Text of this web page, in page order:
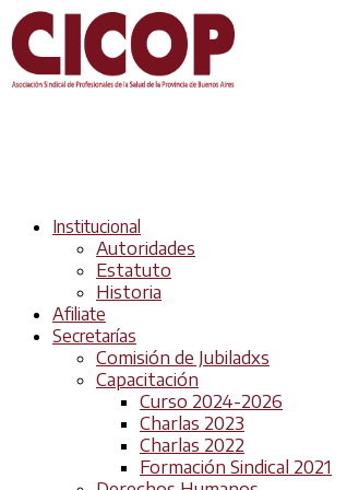
Institucional
Autoridades
Estatuto
Historia
Afiliate
Secretarías
Comisión de Jubiladxs
Capacitación
Curso 2024-2026
Charlas 2023
Charlas 2022
Formación Sindical 2021